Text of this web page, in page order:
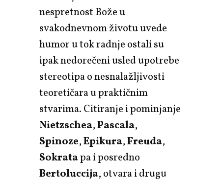
nespretnost Bože u
svakodnevnom životu uvede
humor u tok radnje ostali su
ipak nedorečeni usled upotrebe
stereotipa o nesnalažljivosti
teoretičara u praktičnim
stvarima. Citiranje i pominjanje
Nietzschea,Pascala,
Spinoze,Epikura,Freuda,
Sokratapa i posredno
Bertoluccija, otvara i drugu